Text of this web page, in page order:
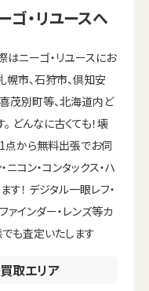
・リユースへ
ニーゴ・リユースにお
幌市、石狩市、倶知安
喜茂別町等、北海道内ど
どんなに古くても！壊
点から無料出張でお伺
ニコン・コンタックス・ハ
！ デジタル一眼レフ・
ァインダー・レンズ等カ
も査定いたします
取エリア